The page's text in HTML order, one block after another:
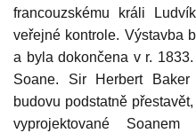
francouzskému králi
veřejné kontrole. Výstavba
a byla dokončena v r.
Soane. Sir Herbert
budovu podstatně
vyprojektované